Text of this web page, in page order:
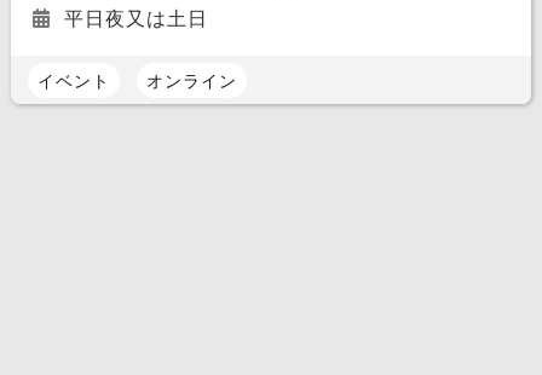
平日夜又は土日
イベント オンライン